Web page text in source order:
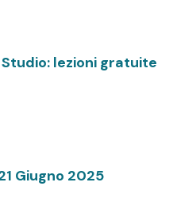
Studio: lezioni gratuite
Giugno 2025